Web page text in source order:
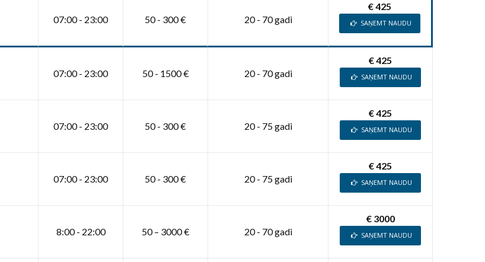
07:00 - 23:00 50 - 300 € 20 - 70 gadi
€ 425
SAŅEMT NAUDU
07:00 - 23:00 50 - 1500 € 20 - 70 gadi
€ 425
SAŅEMT NAUDU
07:00 - 23:00 50 - 300 € 20 - 75 gadi
€ 425
SAŅEMT NAUDU
07:00 - 23:00 50 - 300 € 20 - 75 gadi
€ 425
SAŅEMT NAUDU
8:00 - 22:00 50 – 3000 € 20 - 70 gadi
€ 3000
SAŅEMT NAUDU